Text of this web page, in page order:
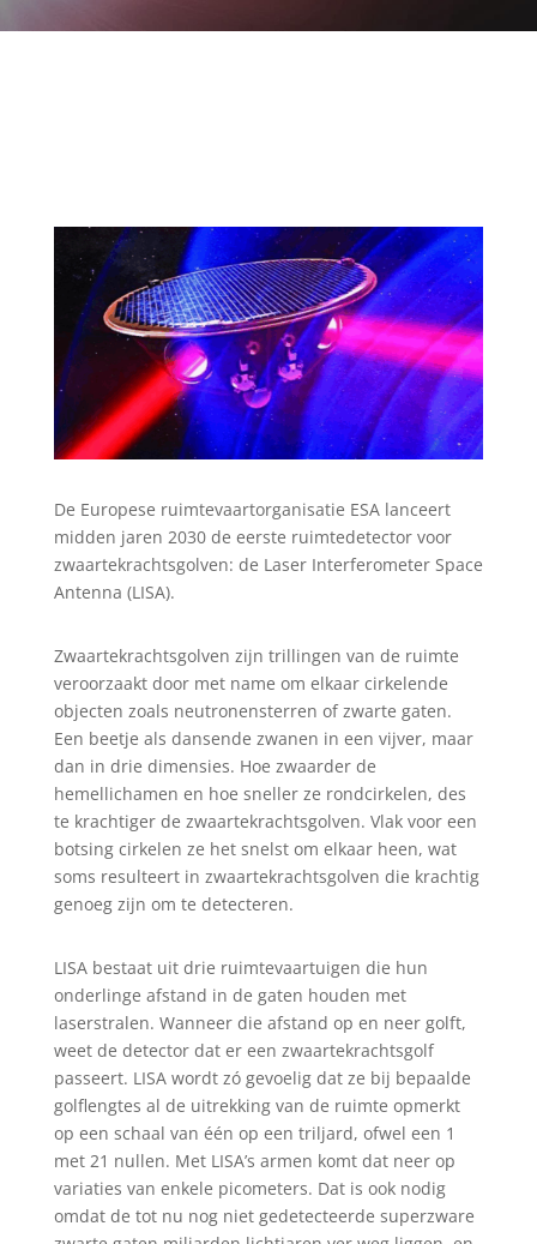
De Europese ruimtevaartorganisatie ESA lanceert
midden jaren 2030 de eerste ruimtedetector voor
zwaartekrachtsgolven: de Laser Interferometer Space
Antenna (LISA).
Zwaartekrachtsgolven zijn trillingen van de ruimte
veroorzaakt door met name om elkaar cirkelende
objecten zoals neutronensterren of zwarte gaten.
Een beetje als dansende zwanen in een vijver, maar
dan in drie dimensies. Hoe zwaarder de
hemellichamen en hoe sneller ze rondcirkelen, des
te krachtiger de zwaartekrachtsgolven. Vlak voor een
botsing cirkelen ze het snelst om elkaar heen, wat
soms resulteert in zwaartekrachtsgolven die krachtig
genoeg zijn om te detecteren.
LISA bestaat uit drie ruimtevaartuigen die hun
onderlinge afstand in de gaten houden met
laserstralen. Wanneer die afstand op en neer golft,
weet de detector dat er een zwaartekrachtsgolf
passeert. LISA wordt zó gevoelig dat ze bij bepaalde
golflengtes al de uitrekking van de ruimte opmerkt
op een schaal van één op een triljard, ofwel een 1
met 21 nullen. Met LISA’s armen komt dat neer op
variaties van enkele picometers. Dat is ook nodig
omdat de tot nu nog niet gedetecteerde superzware